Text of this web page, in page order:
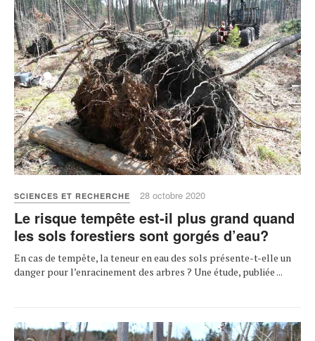
SCIENCES ET RECHERCHE 28 octobre 2020
Le risque tempête est-il plus grand quand
les sols forestiers sont gorgés d’eau?
En cas de tempête, la teneur en eau des sols présente-t-elle un
danger pour l’enracinement des arbres ? Une étude, publiée ...